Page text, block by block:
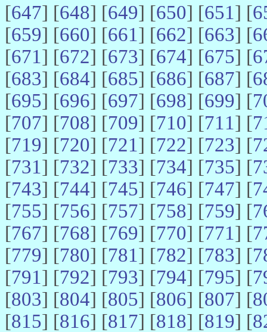
[647] [648] [649] [650] [651] [
[659] [660] [661] [662] [663] [
[671] [672] [673] [674] [675] [
[683] [684] [685] [686] [687] [
[695] [696] [697] [698] [699] [
[707] [708] [709] [710] [711] [
[719] [720] [721] [722] [723] [
[731] [732] [733] [734] [735] [
[743] [744] [745] [746] [747] [
[755] [756] [757] [758] [759] [
[767] [768] [769] [770] [771] [
[779] [780] [781] [782] [783] [
[791] [792] [793] [794] [795] [
[803] [804] [805] [806] [807] [
[815] [816] [817] [818] [819] [